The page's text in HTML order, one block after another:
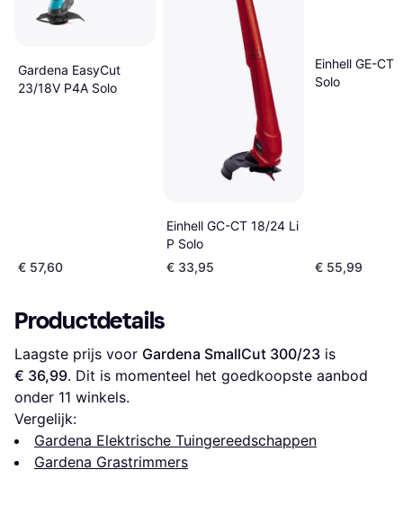
Gardena EasyCut
23/18V P4A Solo
€ 57,60
Einhell GC-CT 18/24 Li
P Solo
€ 33,95
Einhell GE-CT
Solo
€ 55,99
Productdetails
Laagste prijs voor Gardena SmallCut 300/23
€ 36,99. Dit is momenteel het goedkoopste aanbod
onder 11 winkels.
Vergelijk:
Gardena Elektrische Tuingereedschappen
Gardena Grastrimmers